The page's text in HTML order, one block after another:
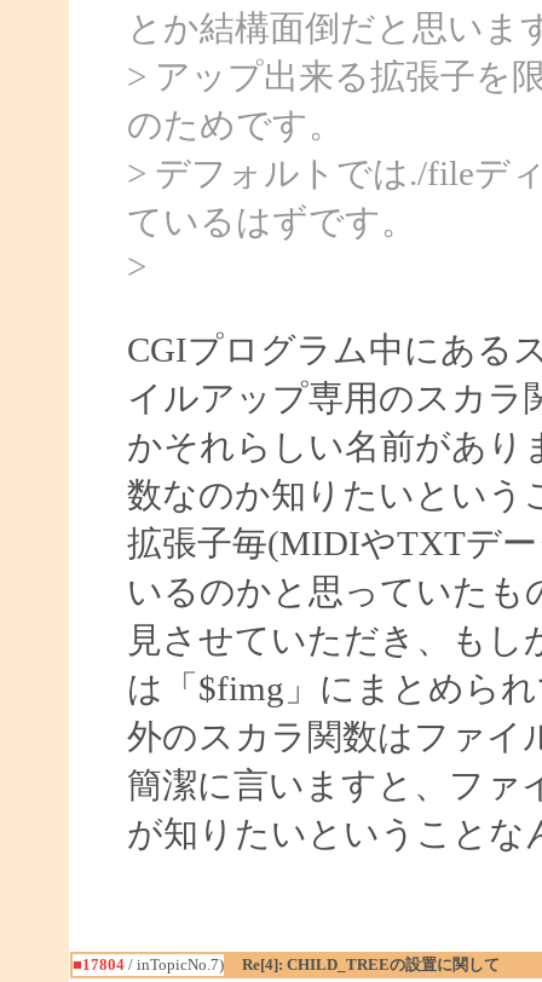
とか結構面倒だと思いま
> アップ出来る拡張子を
のためです。
> デフォルトでは./fileデ
ているはずです。
>
CGIプログラム中にある
イルアップ専用のスカラ
かそれらしい名前があり
数なのか知りたいという
拡張子毎(MIDIやTXTデ
いるのかと思っていたも
見させていただき、も
は「$fimg」にまとめら
外のスカラ関数はファイ
簡潔に言いますと、ファ
が知りたいということな
■17804/ inTopicNo.7) Re[4]: CHILD_TREEの設置に関して